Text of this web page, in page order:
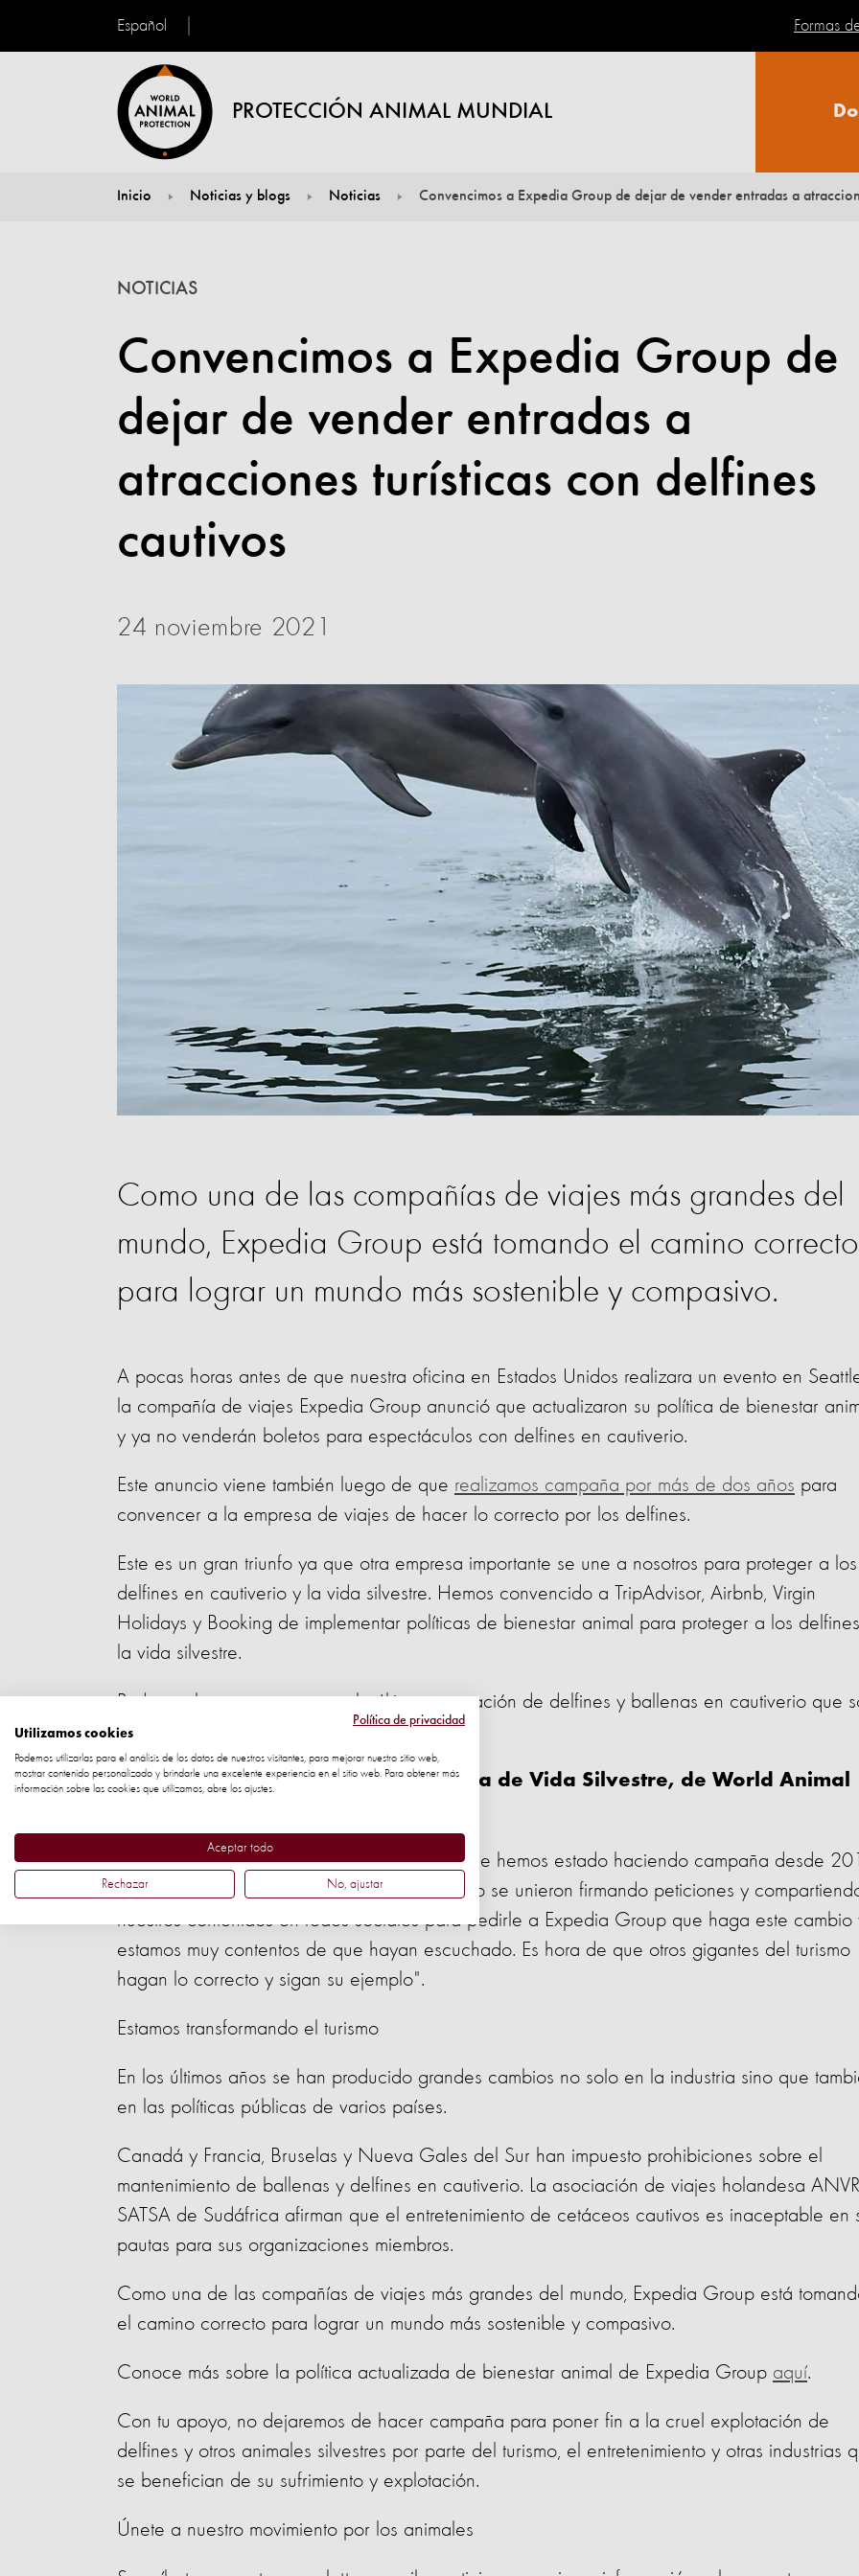
Español
PROTECCIÓN ANIMAL MUNDIAL
Formas
Inicio Noticias y blogs Noticias Convencimos a Expedia Group de dejar de vender entradas a
Convencimos a Expedia Group de
dejar de vender entradas a
atracciones turísticas con delfines
cautivos
NOTICIAS
24 noviembre 2021
Como una de las compañías de viajes más grandes del
mundo, Expedia Group está tomando el camino correcto
para lograr un mundo más sostenible y compasivo.
A pocas horas antes de que nuestra oficina en Estados Unidos realizara un evento en
la compañía de viajes Expedia Group anunció que actualizaron su política de bienestar
y ya no venderán boletos para espectáculos con delfines en cautiverio.
Este anuncio viene también luego de que realizamos campaña por más de dos años para
convencer a la empresa de viajes de hacer lo correcto por los delfines.
Este es un gran triunfo ya que otra empresa importante se une a nosotros para proteger a los
delfines en cautiverio y la vida silvestre. Hemos convencido a TripAdvisor, Airbnb, Virgin
Holidays y Booking de implementar políticas de bienestar animal para proteger a los
la vida silvestre.
Podemos lograr que esta sea la última generación de delfines y ballenas en cautiverio que
explotados en turismo y entretenimiento.
Katheryn Wise, Gerente de Campaña de Vida Silvestre, de World Animal
“Esta es una noticia increíble y algo por lo que hemos estado haciendo campaña desde
Más de 350,000 personas en todo el mundo se unieron firmando peticiones y
nuestros contenidos en redes sociales para pedirle a Expedia Group que haga este cambio
estamos muy contentos de que hayan escuchado. Es hora de que otros gigantes del turismo
hagan lo correcto y sigan su ejemplo".
Estamos transformando el turismo
En los últimos años se han producido grandes cambios no solo en la industria sino que
en las políticas públicas de varios países.
Canadá y Francia, Bruselas y Nueva Gales del Sur han impuesto prohibiciones sobre el
mantenimiento de ballenas y delfines en cautiverio. La asociación de viajes holandesa
SATSA de Sudáfrica afirman que el entretenimiento de cetáceos cautivos es inaceptable en
pautas para sus organizaciones miembros.
Como una de las compañías de viajes más grandes del mundo, Expedia Group está
el camino correcto para lograr un mundo más sostenible y compasivo.
Conoce más sobre la política actualizada de bienestar animal de Expedia Group aquí.
Con tu apoyo, no dejaremos de hacer campaña para poner fin a la cruel explotación de
delfines y otros animales silvestres por parte del turismo, el entretenimiento y otras industrias
se benefician de su sufrimiento y explotación.
Únete a nuestro movimiento por los animales
Política de privacidad
Utilizamos cookies
Podemos utilizarlas para el análisis de los datos de nuestros visitantes, para mejorar nuestro sitio web,
mostrar contenido personalizado y brindarle una excelente experiencia en el sitio web. Para obtener más
información sobre las cookies que utilizamos, abre los ajustes.
Aceptar todo
Rechazar No, ajustar